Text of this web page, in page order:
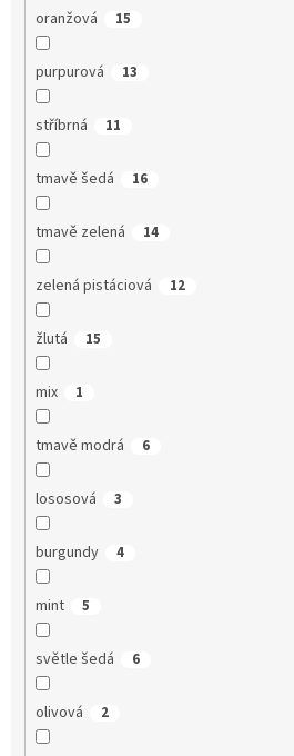
oranžová 15
purpurová 13
stříbrná 11
tmavě šedá 16
tmavě zelená 14
zelená pistáciová 12
žlutá 15
mix 1
tmavě modrá 6
lososová 3
burgundy 4
mint 5
světle šedá 6
olivová 2